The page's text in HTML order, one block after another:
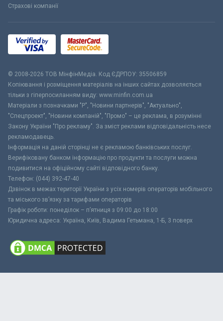
Страхові компанії
© 2008-2026 ТОВ МiнфiнМедiа. Код ЄДРПОУ: 35506859
Копіювання і розміщення матеріалів на інших сайтах дозволяється
тільки з гіперпосиланням виду: www.minfin.com.ua
Матеріали з позначками "Р", "Новини партнерів", "Актуально",
"Спецпроект", "Новини компаній", "Промо" – це реклама, в розумінні
Закону України "Про рекламу". За зміст реклами відповідальність несе
рекламодавець.
Інформація на даній сторінці не є рекламою банківських послуг.
Верифіковану банком інформацію про продукти та послуги можна
подивитися на офіційному сайті відповідного банку.
Телефон: (044) 392-47-40
Дзвінок в межах території України з усіх номерів операторів мобільного
та міського зв’язку за тарифами операторів
Графік роботи: понеділок – п’ятниця з 09:00 до 18:00
Юридична адреса: Україна, Київ, Вадима Гетьмана, 1-Б, 3 поверх